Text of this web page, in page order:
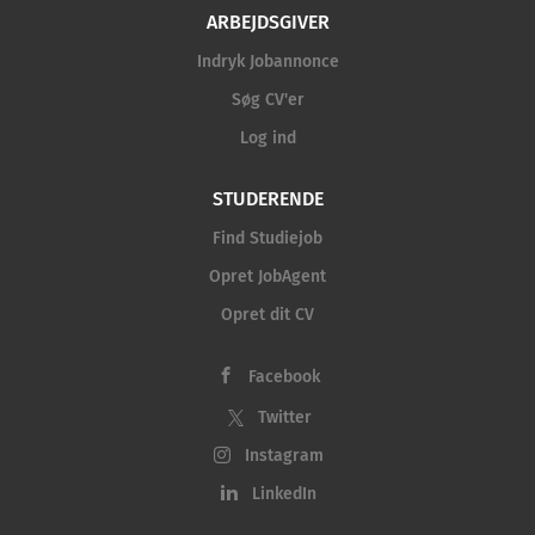
ARBEJDSGIVER
Indryk Jobannonce
Søg CV'er
Log ind
STUDERENDE
Find Studiejob
Opret JobAgent
Opret dit CV
Facebook
Twitter
Instagram
LinkedIn